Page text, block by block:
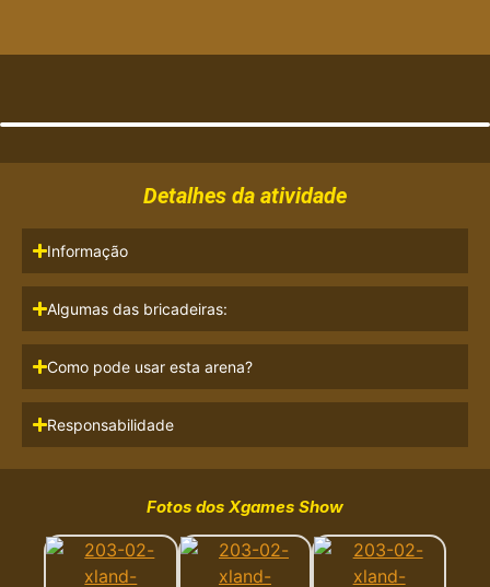
Detalhes da atividade
Informação
Algumas das bricadeiras:
Como pode usar esta arena?
Responsabilidade
Fotos dos Xgames Show